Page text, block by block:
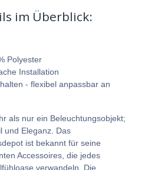
im Überblick:
Polyester
Installation
- flexibel anpassbar an
als nur ein Beleuchtungsobjekt;
und Eleganz. Das
ist bekannt für seine
Accessoires, die jedes
verwandeln. Die